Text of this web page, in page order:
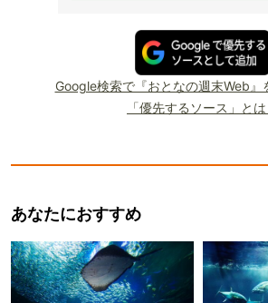
Google検索で『おとなの週末Web』
「優先するソース」とは
あなたにおすすめ